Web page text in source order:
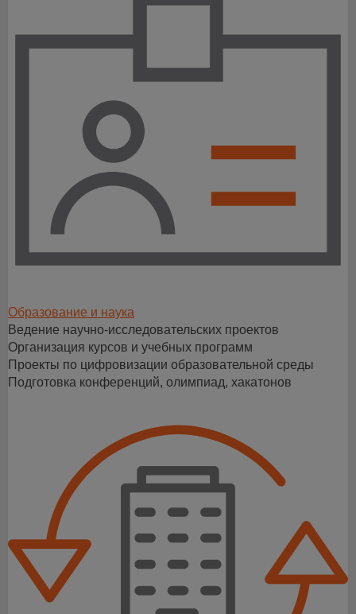
Образование и наука
Ведение научно-исследовательских проектов
Организация курсов и учебных программ
Проекты по цифровизации образовательной среды
Подготовка конференций, олимпиад, хакатонов